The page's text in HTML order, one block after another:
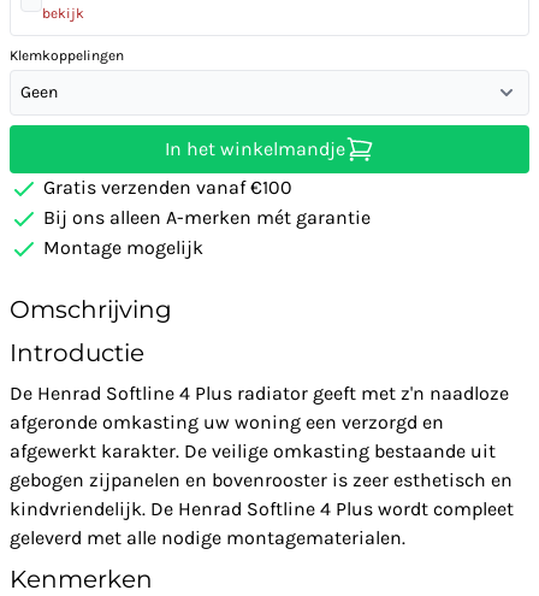
bekijk
Klemkoppelingen
Geen
In het winkelmandje
Gratis verzenden vanaf €100
Bij ons alleen A-merken mét garantie
Montage mogelijk
Omschrijving
Introductie
De Henrad Softline 4 Plus radiator geeft met z'n naadloze
afgeronde omkasting uw woning een verzorgd en
afgewerkt karakter. De veilige omkasting bestaande uit
gebogen zijpanelen en bovenrooster is zeer esthetisch en
kindvriendelijk. De Henrad Softline 4 Plus wordt compleet
geleverd met alle nodige montagematerialen.
Kenmerken